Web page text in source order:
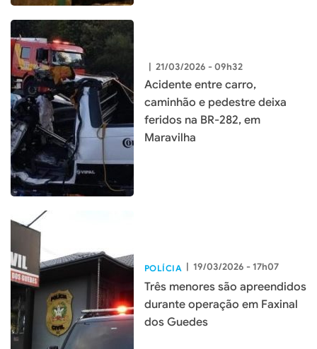
| 21/03/2026 - 09h32
Acidente entre carro,
caminhão e pedestre deixa
feridos na BR-282, em
Maravilha
POLÍCIA | 19/03/2026 - 17h07
Três menores são apreendidos
durante operação em Faxinal
dos Guedes